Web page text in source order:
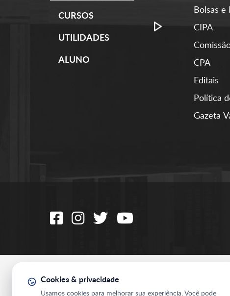
CURSOS
UTILIDADES
ALUNO
Bolsas e
CIPA
CPA
Editais
Política
Gazeta
Cookies & privacidade
Usamos cookies para melhorar sua experiência. Você pode